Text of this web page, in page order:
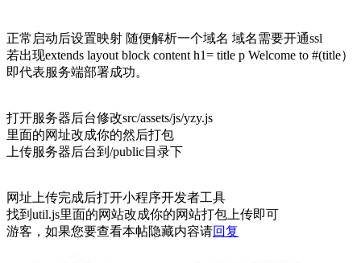
正常启动后设置映射 随便解析一个域名 域名需要开通ssl
若出现extends layout block content h1= title p Welcome to #(title）
即代表服务端部署成功。
打开服务器后台修改src/assets/js/yzy.js
里面的网址改成你的然后打包
上传服务器后台到/public目录下
网址上传完成后打开小程序开发者工具
找到util.js里面的网站改成你的网站打包上传即可
游客，如果您要查看本帖隐藏内容请回复